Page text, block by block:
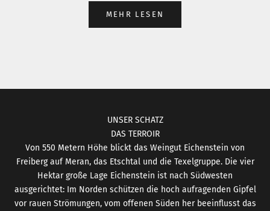
MEHR LESEN
UNSER SCHATZ
DAS TERROIR
Von 550 Metern Höhe blickt das Weingut Eichenstein von
Freiberg auf Meran, das Etschtal und die Texelgruppe. Die vier
Hektar große Lage Eichenstein ist nach Südwesten
ausgerichtet: Im Norden schützen die hoch aufragenden Gipfel
vor rauen Strömungen, vom offenen Süden her beeinflusst das